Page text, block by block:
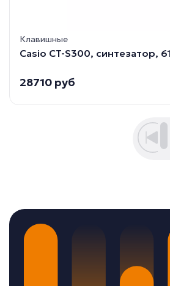
Клавишные
Casio CT-S300, синтезатор,
28710 руб